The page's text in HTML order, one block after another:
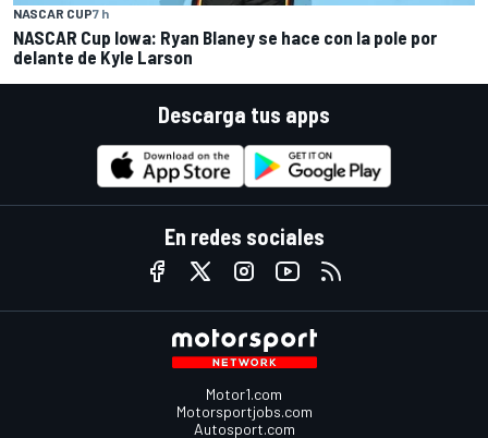
NASCAR CUP7 h
NASCAR Cup Iowa: Ryan Blaney se hace con la pole por
delante de Kyle Larson
Descarga tus apps
En redes sociales
Motor1.com
Motorsportjobs.com
Autosport.com